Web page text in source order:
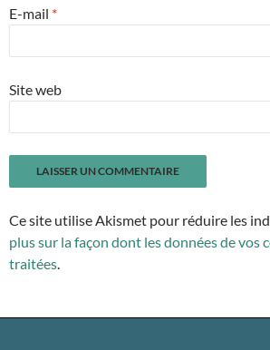
E-mail *
Site web
Ce site utilise Akismet pour réduire les
plus sur la façon dont les données de vos
traitées.